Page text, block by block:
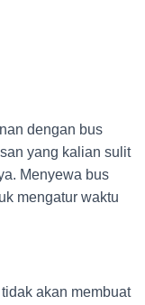
dengan bus
yang kalian sulit
Menyewa bus
mengatur waktu
akan membuat